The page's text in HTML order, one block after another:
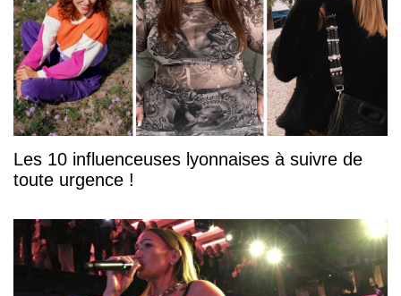
Les 10 influenceuses lyonnaises à suivre de
toute urgence !